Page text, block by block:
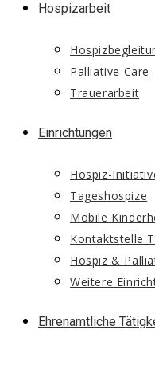
Hospizarbeit
Palliative Care
Trauerarbeit
Einrichtungen
Hospiz-
Tageshospize
Mobile
Kontaktstelle
Hospiz &
Weitere
Ehrenamtliche